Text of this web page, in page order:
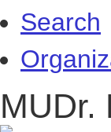
Search
MUDr.